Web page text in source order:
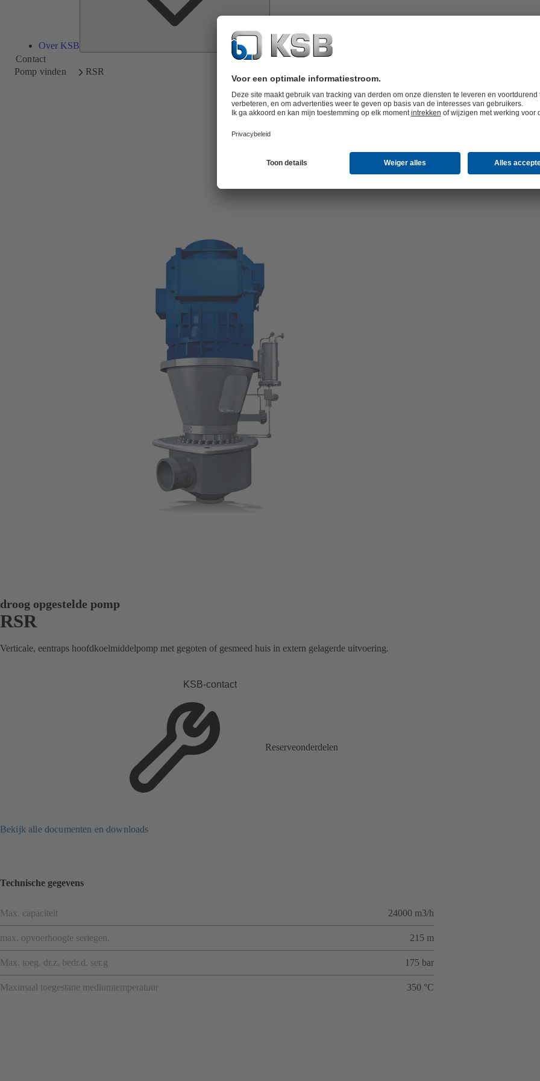
Over KSB
Contact
Pomp vinden
RSR
droog opgestelde pomp
RSR
Verticale, eentraps hoofdkoelmiddelpomp met gegoten of gesmeed huis in extern gelagerde uitvoering.
KSB-contact
Reserveonderdelen
Bekijk alle documenten en downloads
Technische gegevens
Max. capaciteit 24000 m3/h
max. opvoerhoogte seriegen. 215 m
Max. toeg. dr.z. bedr.d. ser.g 175 bar
Maximaal toegestane mediumtemperatuur 350 °C